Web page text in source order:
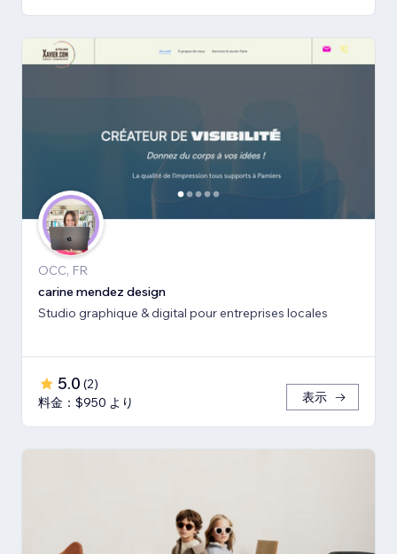
OCC, FR
carine mendez design
Studio graphique & digital pour entreprises locales
5.0 (2)
料金：$950 より
表示